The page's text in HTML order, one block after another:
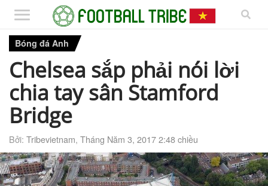
Bóng đá Anh
Chelsea sắp phải nói lời
chia tay sân Stamford
Bridge
Bởi: Tribevietnam, Tháng Năm 3, 2017 2:48 chiều